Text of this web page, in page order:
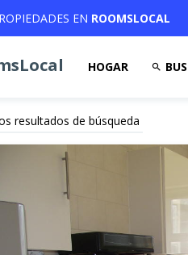
EN ROOMSLOCAL
HOGAR
resultados de búsqueda